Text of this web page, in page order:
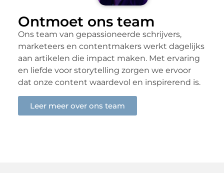
Ontmoet ons team
Ons team van gepassioneerde schrijvers,
marketeers en contentmakers werkt dagelijks
aan artikelen die impact maken. Met ervaring
en liefde voor storytelling zorgen we ervoor
dat onze content waardevol en inspirerend is.
Leer meer over ons team